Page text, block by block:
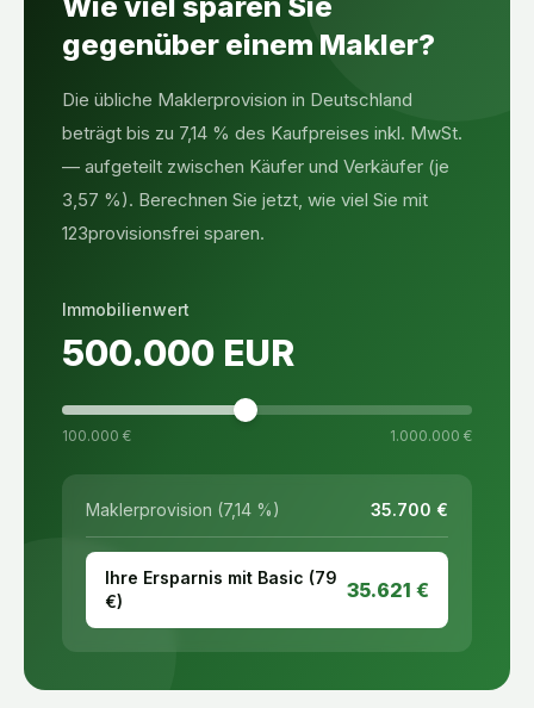
gegenüber einem Makler?
Die übliche Maklerprovision in Deutschland
beträgt bis zu 7,14 % des Kaufpreises inkl. MwSt.
— aufgeteilt zwischen Käufer und Verkäufer (je
3,57 %). Berechnen Sie jetzt, wie viel Sie mit
123provisionsfrei sparen.
Immobilienwert
500.000 EUR
100.000 € 1.000.000 €
Maklerprovision (7,14 %) 35.700 €
Ihre Ersparnis mit Basic (79
€)
35.621 €